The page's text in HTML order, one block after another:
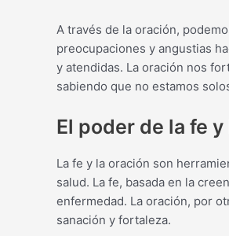
A través de la oración,
preocupaciones y angustias
y atendidas. La oración nos
sabiendo que no estamos
El poder de la fe
La fe y la oración son
salud. La fe, basada en la
enfermedad. La oración, por
sanación y fortaleza.